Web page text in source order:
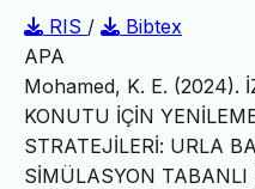
RIS /
Bibtex
APA
Mohamed, K. E. (2024).
KONUTU İÇİN
STRATEJİLERİ: URLA
SİMÜLASYON TABANLI